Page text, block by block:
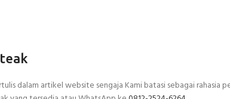
dalam artikel website sengaja Kami batasi sebagai rahasia